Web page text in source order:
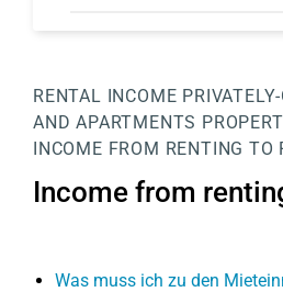
RENTAL INCOME
AND APARTMENTS
INCOME FROM RENTING TO
Income from
Was muss ich zu den